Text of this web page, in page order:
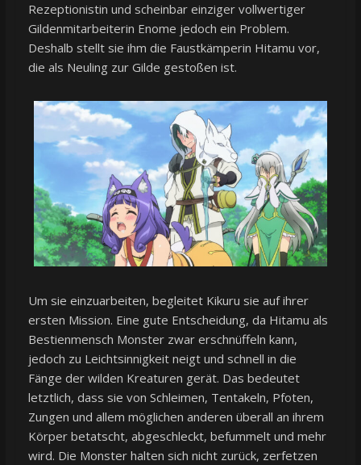
Rezeptionistin und scheinbar einziger vollwertiger
Gildenmitarbeiterin Enome jedoch ein Problem.
Deshalb stellt sie ihm die Faustkämperin Hitamu vor,
die als Neuling zur Gilde gestoßen ist.
Um sie einzuarbeiten, begleitet Kikuru sie auf ihrer
ersten Mission. Eine gute Entscheidung, da Hitamu als
Bestienmensch Monster zwar erschnüffeln kann,
jedoch zu Leichtsinnigkeit neigt und schnell in die
Fänge der wilden Kreaturen gerät. Das bedeutet
letztlich, dass sie von Schleimen, Tentakeln, Pfoten,
Zungen und allem möglichen anderen überall an ihrem
Körper betatscht, abgeschleckt, befummelt und mehr
wird. Die Monster halten sich nicht zurück, zerfetzen